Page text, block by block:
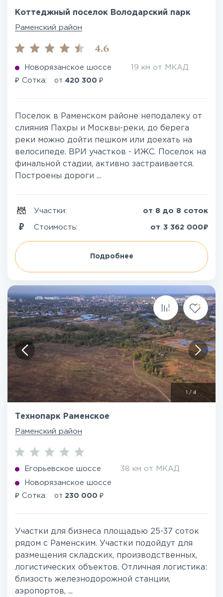
Коттеджный поселок Володарский парк
Раменский район
4.6
Новорязанское шоссе 19 км от МКАД
₽ Сотка: от 420 300 ₽
Поселок в Раменском районе неподалеку от
слияния Пахры и Москвы-реки, до берега
реки можно дойти пешком или доехать на
велосипеде. ВРИ участков - ИЖС. Поселок на
финальной стадии, активно застраивается.
Построены дороги ...
Участки: от 8 до 8 соток
Стоимость: от 3 362 000₽
Подробнее
/ 4
Технопарк Раменское
Раменский район
Егорьевское шоссе 38 км от МКАД
Новорязанское шоссе
₽ Сотка: от 230 000 ₽
Участки для бизнеса площадью 25-37 соток
рядом с Раменским. Участки подойдут для
размещения складских, производственных,
логистических объектов. Отличная логистика:
близость железнодорожной станции,
аэропортов, ...